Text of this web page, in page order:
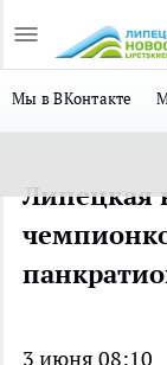
Мы в ВКонтакте
Липецкая
3 июня 08:10